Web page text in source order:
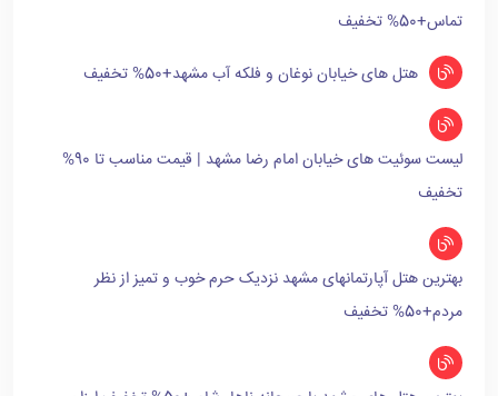
تماس+50% تخفیف
هتل های خیابان نوغان و فلکه آب مشهد+50% تخفیف
لیست سوئیت های خیابان امام رضا مشهد | قیمت مناسب تا 90%
تخفیف
بهترین هتل آپارتمانهای مشهد نزدیک حرم خوب و تمیز از نظر
مردم+50% تخفیف